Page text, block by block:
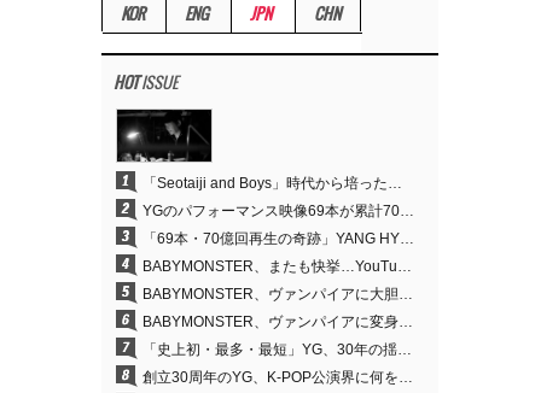
KOR ENG JPN CHN
HOTISSUE
1 「Seotaiji and Boys」時代から培ったダンスDNA…YANG HYUN SUK、YGのパフォーマンスビデオ70億回再生の原点
2 YGのパフォーマンス映像69本が累計70億回再生…YANG HYUN SUKの制作哲学が実を結ぶ
3 「69本・70億回再生の奇跡」YANG HYUN SUK、YGのパフォーマンスビデオを100％自ら手掛けた理由
4 BABYMONSTER、またも快挙…YouTubeワールドワイドトレンドで1位に
5 BABYMONSTER、ヴァンパイアに大胆変身…YouTubeトレンド1位を獲得
6 BABYMONSTER、ヴァンパイアに変身…「MOON」で3か月にわたるプロジェクトを締めくくる
7 「史上初・最多・最短」YG、30年の揺るぎない信念が切り開いたK-POPツアーの新境地
8 創立30周年のYG、K-POP公演界に何を残したのか